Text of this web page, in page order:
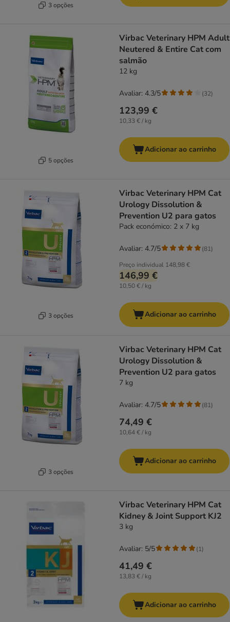
3 opções
5 opções
Virbac Veterinary HPM Adult
Neutered & Entire Cat com
salmão
12 kg
123,99 €
10,33 € / kg
Avaliar: 4.3/5 (32)
Adicionar ao carrinho
3 opções
Virbac Veterinary HPM Cat
Urology Dissolution &
Prevention U2 para gatos
Pack económico: 2 x 7 kg
Preço individual 148,98 €
146,99 €
10,50 € / kg
Avaliar: 4.7/5 (81)
Adicionar ao carrinho
3 opções
Virbac Veterinary HPM Cat
Urology Dissolution &
Prevention U2 para gatos
7 kg
74,49 €
10,64 € / kg
Avaliar: 4.7/5 (81)
Adicionar ao carrinho
Virbac Veterinary HPM Cat
Kidney & Joint Support KJ2
3 kg
41,49 €
13,83 € / kg
Avaliar: 5/5 (1)
Adicionar ao carrinho